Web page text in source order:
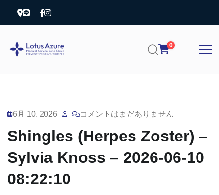
0
6月 10, 2026 コメントはまだありません
Shingles (Herpes Zoster) –
Sylvia Knoss – 2026-06-10
08:22:10